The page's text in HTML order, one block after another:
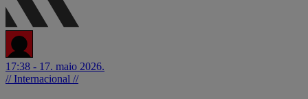
17:38 - 17. maio 2026.
// Internacional //